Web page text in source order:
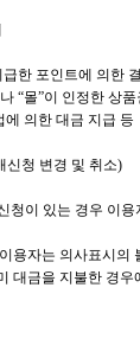
한 포인트에 의한
“몰”이 인정한 상
의한 대금 지급 등
신청 변경 및 취소)
청이 있는 경우 이
용자는 의사표시의
대금을 지불한 경